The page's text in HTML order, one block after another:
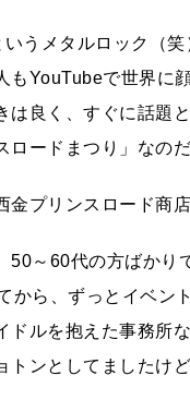
うメタルロック（
もYouTubeで世界に
は良く、すぐに話題
ロードまつり」なの
金プリンスロード商
50～60代の方ばか
から、ずっとイベン
ルを抱えた事務所
トンとしてましたけ